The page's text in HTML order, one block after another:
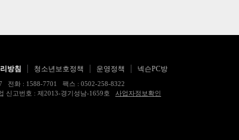
방침 청소년보호정책 운영정책 넥슨PC방
전화 : 1588-7701 팩스 : 0502-258-8322
신고번호 : 제2013-경기성남-1659호 사업자정보확인